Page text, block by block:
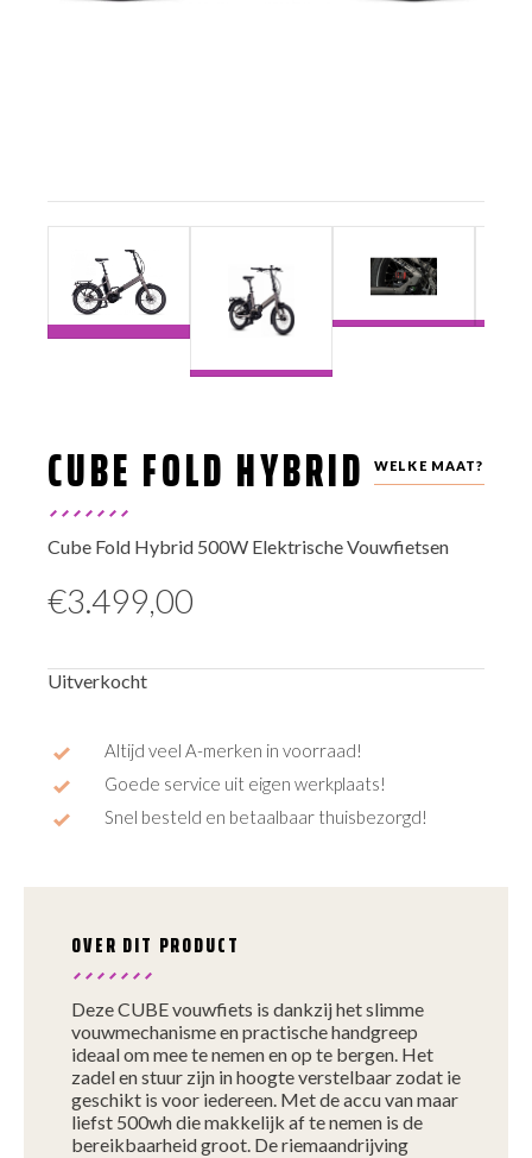
WELKE MAAT?
CUBE FOLD HYBRID
Cube Fold Hybrid 500W Elektrische Vouwfietsen
€3.499,00
Uitverkocht
Altijd veel A-merken in voorraad!
Goede service uit eigen werkplaats!
Snel besteld en betaalbaar thuisbezorgd!
OVER DIT PRODUCT
Deze CUBE vouwfiets is dankzij het slimme
vouwmechanisme en practische handgreep
ideaal om mee te nemen en op te bergen. Het
zadel en stuur zijn in hoogte verstelbaar zodat ie
geschikt is voor iedereen. Met de accu van maar
liefst 500wh die makkelijk af te nemen is de
bereikbaarheid groot. De riemaandrijving